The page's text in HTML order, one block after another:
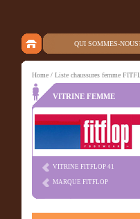
QUI SOMMES-
Home / Liste chaussures femme
VITRINE FEMME
VITRINE FITFLOP 41
MARQUE FITFLOP